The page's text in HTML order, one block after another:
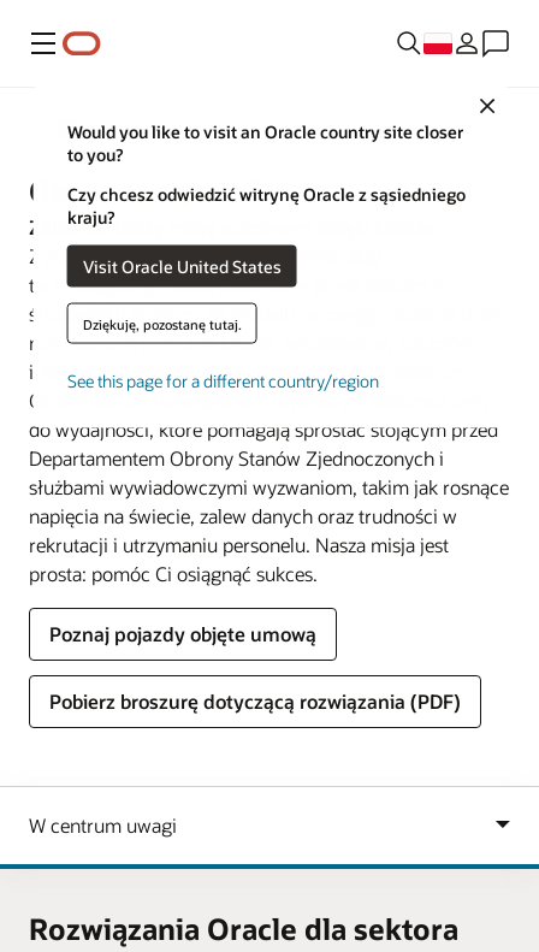
Menu
Close
Would you like to visit an Oracle country site closer
to you?
Czy chcesz odwiedzić witrynę Oracle z sąsiedniego
kraju?
Visit Oracle United States
Dziękuję, pozostanę tutaj.
See this page for a different country/region
Obrona
Obrona i wywiad
Zakończ każdą misję sukcesem dzięki Oracle
Zyskaj przewagę decyzyjną, zmniejsz dług
technologiczny i zabezpiecz dane przed atakami w
środowisku opartym na modelu zerowego zaufania dzięki
rozproszonej chmurze Oracle, wbudowanej sztucznej
inteligencji i specjalnie zaprojektowanym aplikacjom.
Oracle oferuje rozwiązania o najlepszym stosunku ceny
do wydajności, które pomagają sprostać stojącym przed
Departamentem Obrony Stanów Zjednoczonych i
służbami wywiadowczymi wyzwaniom, takim jak rosnące
napięcia na świecie, zalew danych oraz trudności w
rekrutacji i utrzymaniu personelu. Nasza misja jest
prosta: pomóc Ci osiągnąć sukces.
Poznaj pojazdy objęte umową
Pobierz broszurę dotyczącą rozwiązania (PDF)
Rozwiązania Oracle dla sektora